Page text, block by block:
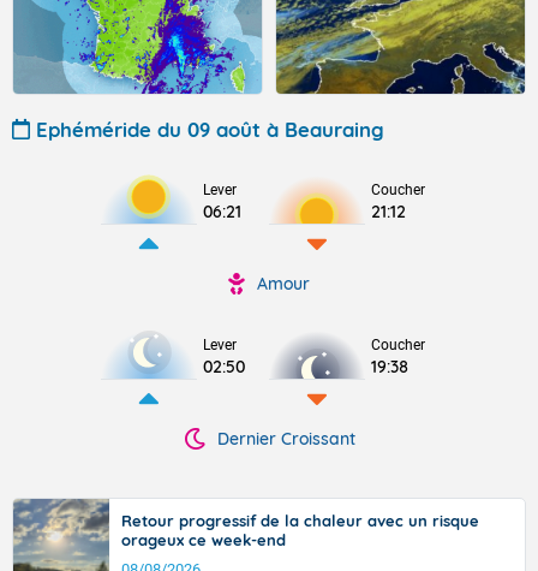
Ephéméride du 09 août à Beauraing
Lever
06:21
Coucher
21:12
Amour
Lever
02:50
Coucher
19:38
Dernier Croissant
Retour progressif de la chaleur avec un risque
orageux ce week-end